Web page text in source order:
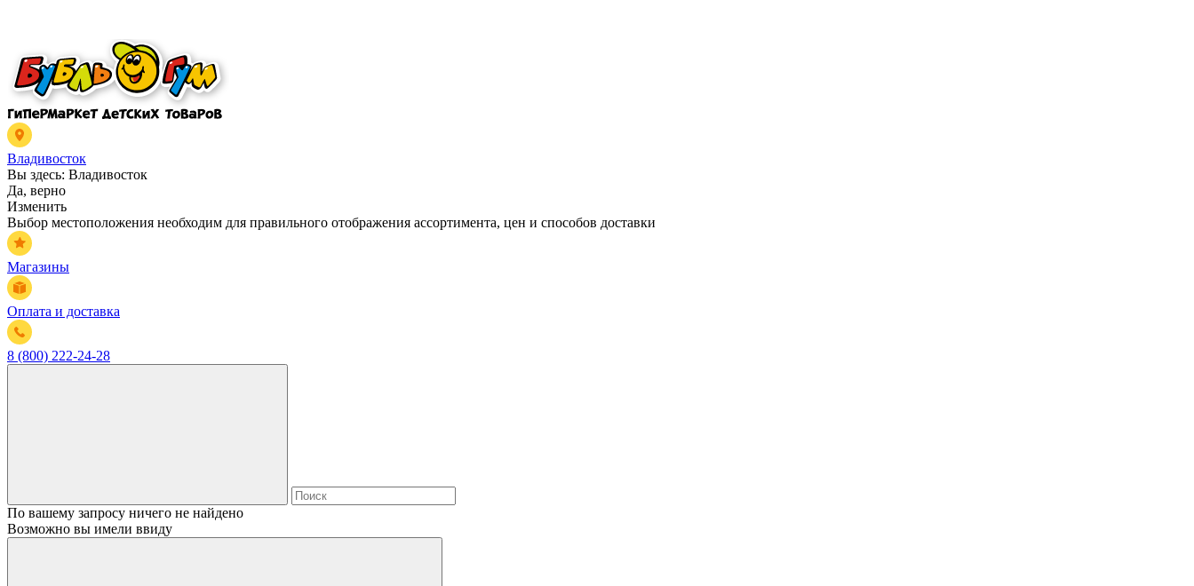
Владивосток
Вы здесь: Владивосток
Да, верно
Изменить
Выбор местоположения необходим для правильного отображения ассортимента, цен и способов доставки
Магазины
Оплата и доставка
8 (800) 222-24-28
По вашему запросу ничего не найдено
Возможно вы имели ввиду